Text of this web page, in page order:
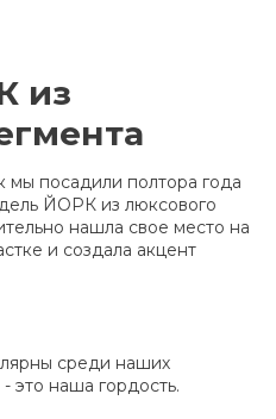
из
мы посадили полтора года
ЙОРК из люксового
нашла свое место на
и создала акцент
среди наших
это наша гордость.